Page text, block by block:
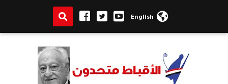
English